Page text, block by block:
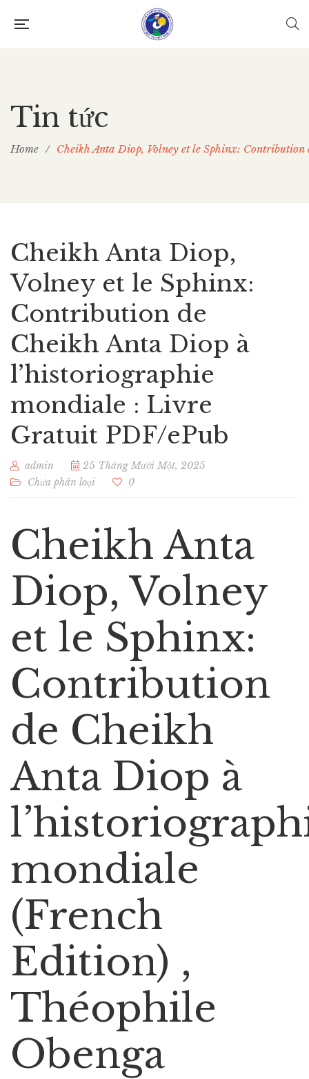
Tin tức
Home / Cheikh Anta Diop, Volney et le Sphinx:
Cheikh Anta Diop,
Volney et le Sphinx:
Contribution de
Cheikh Anta Diop à
l’historiographie
mondiale : Livre
Gratuit PDF/ePub
admin
25 Tháng Mười Một, 2025
Chưa phân loại
0
Cheikh Anta
Diop, Volney
et le Sphinx:
Contribution
de Cheikh
Anta Diop à
mondiale
(French
Edition) ,
Théophile
Obenga